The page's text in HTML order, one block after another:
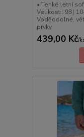
• Tenké letní
Velikosti: 98 |
Voděodolné,
prvky
439,00 Kč/